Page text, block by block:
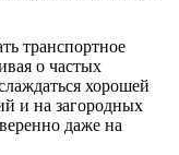
транспортное
о частых
хорошей
и на загородных
даже на